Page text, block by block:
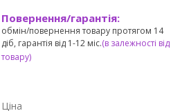
Повернення/гарантія:
обмін/повернення товару протягом 14
діб, гарантія від 1-12 міс.(в залежності від
товару)
Ціна